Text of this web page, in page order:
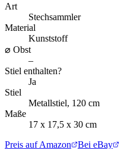
Art
Stechsammler
Material
Kunststoff
⌀ Obst
–
Stiel enthalten?
Ja
Stiel
Metallstiel, 120 cm
Maße
17 x 17,5 x 30 cm
Preis auf Amazon
Bei eBay